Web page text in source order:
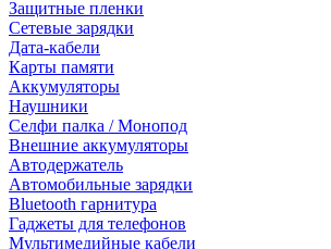
Защитные пленки
Сетевые зарядки
Дата-кабели
Карты памяти
Аккумуляторы
Наушники
Селфи палка / Монопод
Внешние аккумуляторы
Автодержатель
Автомобильные зарядки
Bluetooth гарнитура
Гаджеты для телефонов
Мультимедийные кабели